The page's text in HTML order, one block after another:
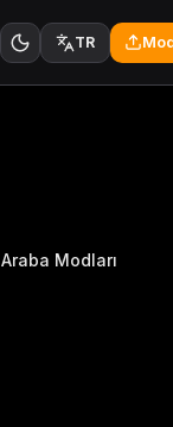
TR
Araba Modları